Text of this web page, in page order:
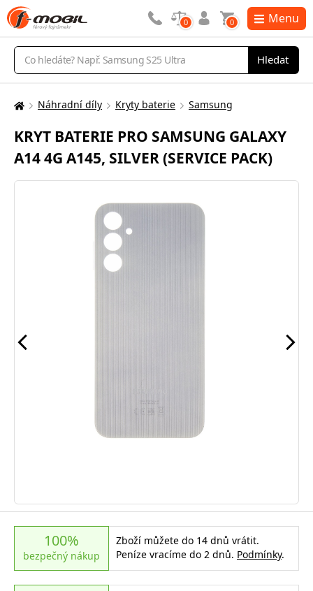
Vyhledávání
Hledat
0 0 Menu
Zde
nacházíte:
Náhradní díly Kryty baterie Samsung
KRYT BATERIE PRO SAMSUNG GALAXY
A14 4G A145, SILVER (SERVICE PACK)
100%
bezpečný nákup
Zboží můžete do 14 dnů vrátit.
Peníze vracíme do 2 dnů. Podmínky.